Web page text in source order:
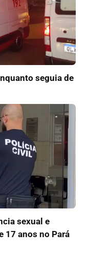
seguia de
sexual e
17 anos no Pará